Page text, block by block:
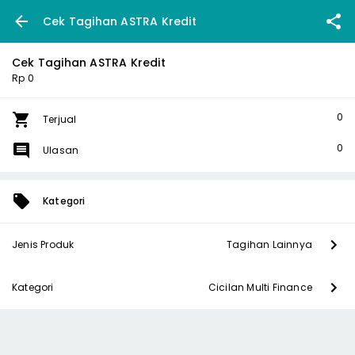
Cek Tagihan ASTRA Kredit
Cek Tagihan ASTRA Kredit
Rp 0
Terjual 0
Ulasan 0
Kategori
Jenis Produk Tagihan Lainnya
Kategori Cicilan Multi Finance